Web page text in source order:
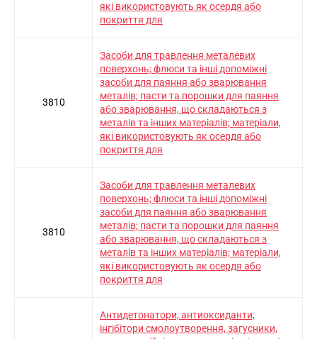
які використовують як осердя або
покриття для
3810
Засоби для травлення металевих
поверхонь; флюси та інші допоміжні
засоби для паяння або зварювання
металів; пасти та порошки для паяння
або зварювання, що складаються з
металів та інших матеріалів; матеріали,
які використовують як осердя або
покриття для
3810
Засоби для травлення металевих
поверхонь; флюси та інші допоміжні
засоби для паяння або зварювання
металів; пасти та порошки для паяння
або зварювання, що складаються з
металів та інших матеріалів; матеріали,
які використовують як осердя або
покриття для
Антидетонатори, антиоксиданти,
інгібітори смолоутворення, загусники,